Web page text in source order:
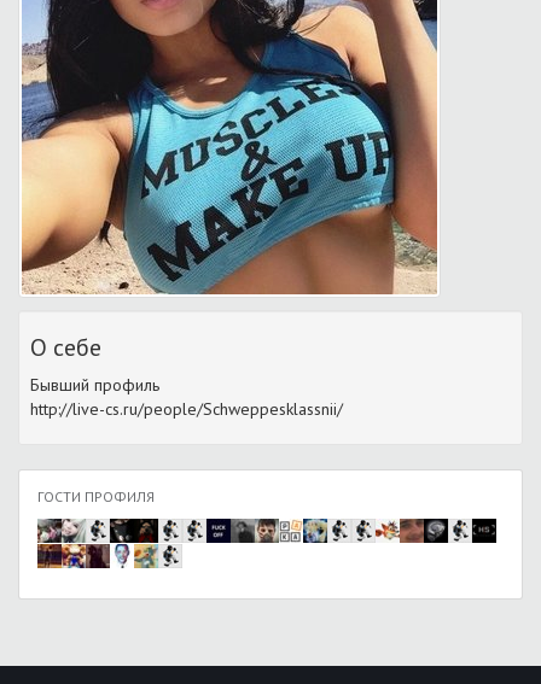
О себе
Бывший профиль
http://live-cs.ru/people/Schweppesklassnii/
ГОСТИ ПРОФИЛЯ